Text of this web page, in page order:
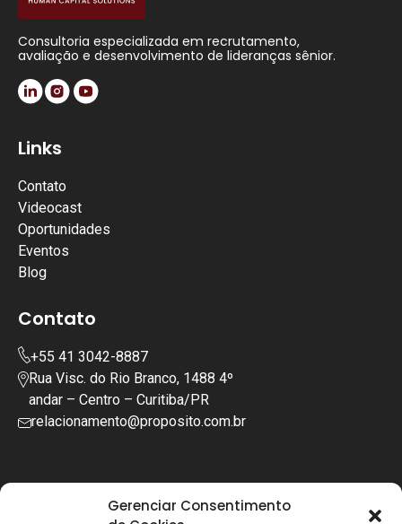
Gerenciar Consentimento
Consultoria especializada em recrutamento,
avaliação e desenvolvimento de lideranças sênior.
Links
Contato
Videocast
Oportunidades
Eventos
Blog
Contato
+55 41 3042-8887
Rua Visc. do Rio Branco, 1488 4º
andar – Centro – Curitiba/PR
relacionamento@proposito.com.br